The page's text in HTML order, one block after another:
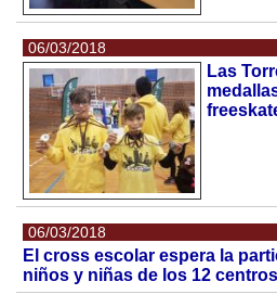
06/03/2018
Las
06/03/2018
El cross escolar espera la
niños y niñas de los 12